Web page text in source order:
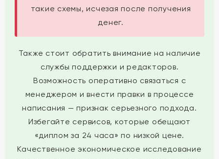
такие схемы, исчезая после получения
денег.
Также стоит обратить внимание на наличие
службы поддержки и редакторов.
Возможность оперативно связаться с
менеджером и внести правки в процессе
написания — признак серьезного подхода.
Избегайте сервисов, которые обещают
«диплом за 24 часа» по низкой цене.
Качественное экономическое исследование